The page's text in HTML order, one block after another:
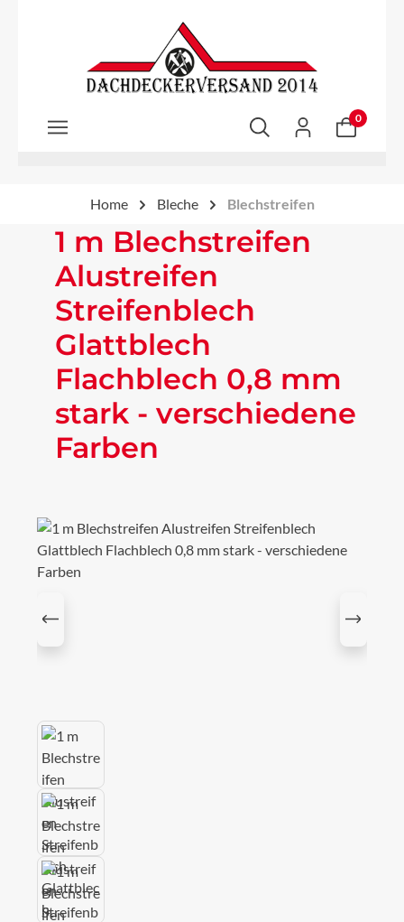
Zum Hauptinhalt springen
0
Home Bleche Blechstreifen
1 m Blechstreifen
Alustreifen
Streifenblech
Glattblech
Flachblech 0,8 mm
stark - verschiedene
Farben
Bildergalerie überspringen